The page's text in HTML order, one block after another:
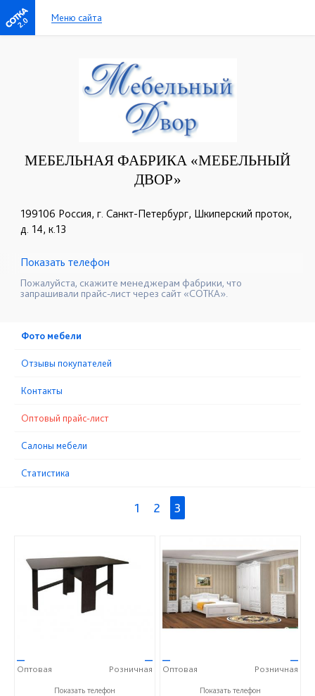
2.0 Меню сайта
МЕБЕЛЬНАЯ ФАБРИКА «МЕБЕЛЬНЫЙ
ДВОР»
199106 Россия, г. Санкт-Петербург, Шкиперский проток,
д. 14, к.13
☎+7 (812) 327-78-92
Показать телефон
Пожалуйста, скажите менеджерам фабрики, что
запрашивали прайс-лист через сайт «СОТКА».
Фото мебели
Отзывы покупателей
Контакты
Оптовый прайс-лист
Cалоны мебели
Статистика
1 2 3
—
Оптовая
—
Розничная
+7 (812) 327-78-92
Показать телефон
—
Оптовая
—
Розничная
+7 (812) 327-78-92
Показать телефон